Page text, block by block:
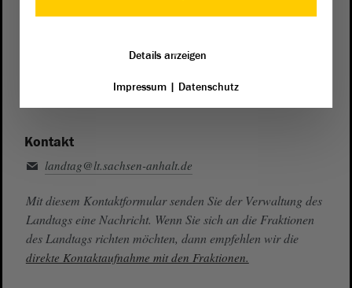
Kontakt
landtag@lt.sachsen-anhalt.de
Mit diesem Kontaktformular senden Sie der Verwaltung des
Landtags eine Nachricht. Wenn Sie sich an die Fraktionen
des Landtags richten möchten, dann empfehlen wir die
direkte Kontaktaufnahme mit den Fraktionen.
Details anzeigen
Impressum| Datenschutz